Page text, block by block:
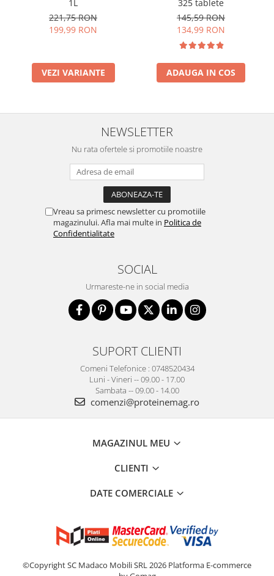
1L
221,75 RON
199,99 RON
VEZI VARIANTE
325 tablete
145,59 RON
134,99 RON
ADAUGA IN COS
NEWSLETTER
Nu rata ofertele si promotiile noastre
Vreau sa primesc newsletter cu promotiile
magazinului. Afla mai multe in Politica de
Confidentialitate
SOCIAL
Urmareste-ne in social media
SUPORT CLIENTI
Comeni Telefonice : 0748520434
Luni - Vineri -- 09.00 - 17.00
Sambata -- 09.00 - 14.00
comenzi@proteinemag.ro
MAGAZINUL MEU
CLIENTI
DATE COMERCIALE
©Copyright SC Madaco Mobili SRL 2026 Platforma E-commerce